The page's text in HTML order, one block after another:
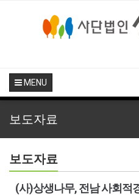
MENU
보도자료
보도자료
(사)상생나무, 전남 사회적